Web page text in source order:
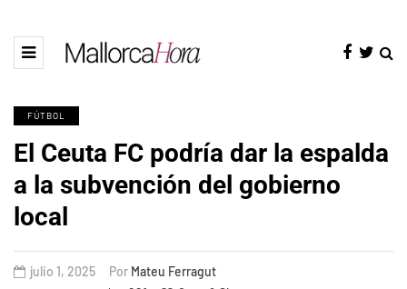
FÚTBOL
El Ceuta FC podría dar la espalda
a la subvención del gobierno
local
julio 1, 2025 Por Mateu Ferragut